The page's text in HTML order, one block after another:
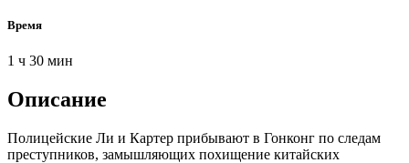
Время
1 ч 30 мин
Описание
Полицейские Ли и Картер прибывают в Гонконг по следам
преступников, замышляющих похищение китайских